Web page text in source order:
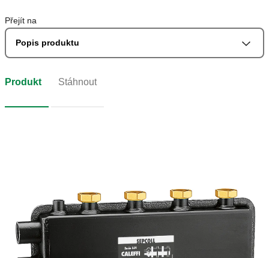
Přejít na
Popis produktu
Produkt Stáhnout